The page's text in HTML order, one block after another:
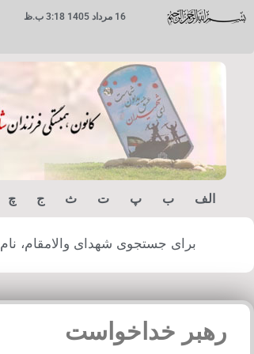
16 مرداد 1405 3:18 ب.ظ
الف ب پ ت ث ج چ
برای جستجوی شهدای والامقام،
رهبر خداخواست